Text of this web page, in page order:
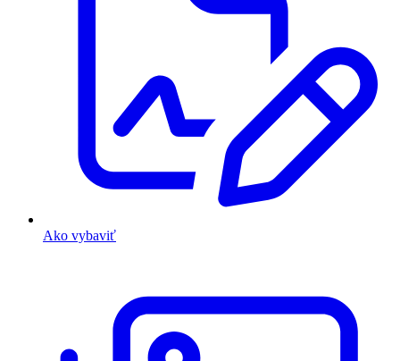
Ako vybaviť